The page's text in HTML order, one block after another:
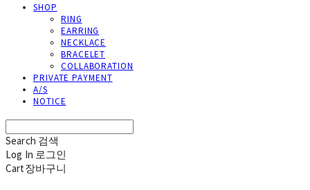
SHOP
RING
EARRING
NECKLACE
BRACELET
COLLABORATION
PRIVATE PAYMENT
A/S
NOTICE
Search 검색
Log In 로그인
Cart장바구니